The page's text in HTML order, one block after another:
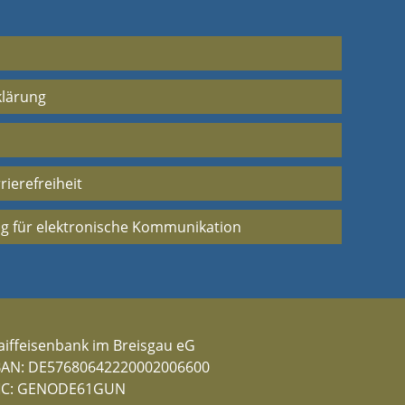
für elektronische Kommunikation
im Breisgau eG
DE57680642220002006600
GENODE61GUN